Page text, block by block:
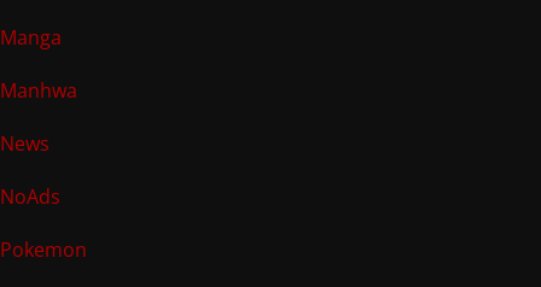
Manga
Manhwa
News
NoAds
Pokemon